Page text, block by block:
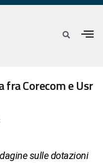
fra Corecom e Usr
sulle dotazioni